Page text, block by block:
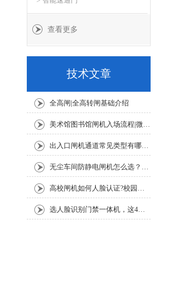
查看更多
技术文章
全高闸|全高转闸基础介绍
美术馆图书馆闸机入场流程|微信公众号预约+人脸扫码登记教程
出入口闸机通道常见类型有哪些？摆闸、翼闸、三辊闸适用场景详解
无尘车间防静电闸机怎么选？半导体 SMT 车间 ESD 闸机选型要点
高校闸机如何人脸认证?校园人脸识别通行完整流程
选人脸识别门禁一体机，这4个核心指标一定要看！